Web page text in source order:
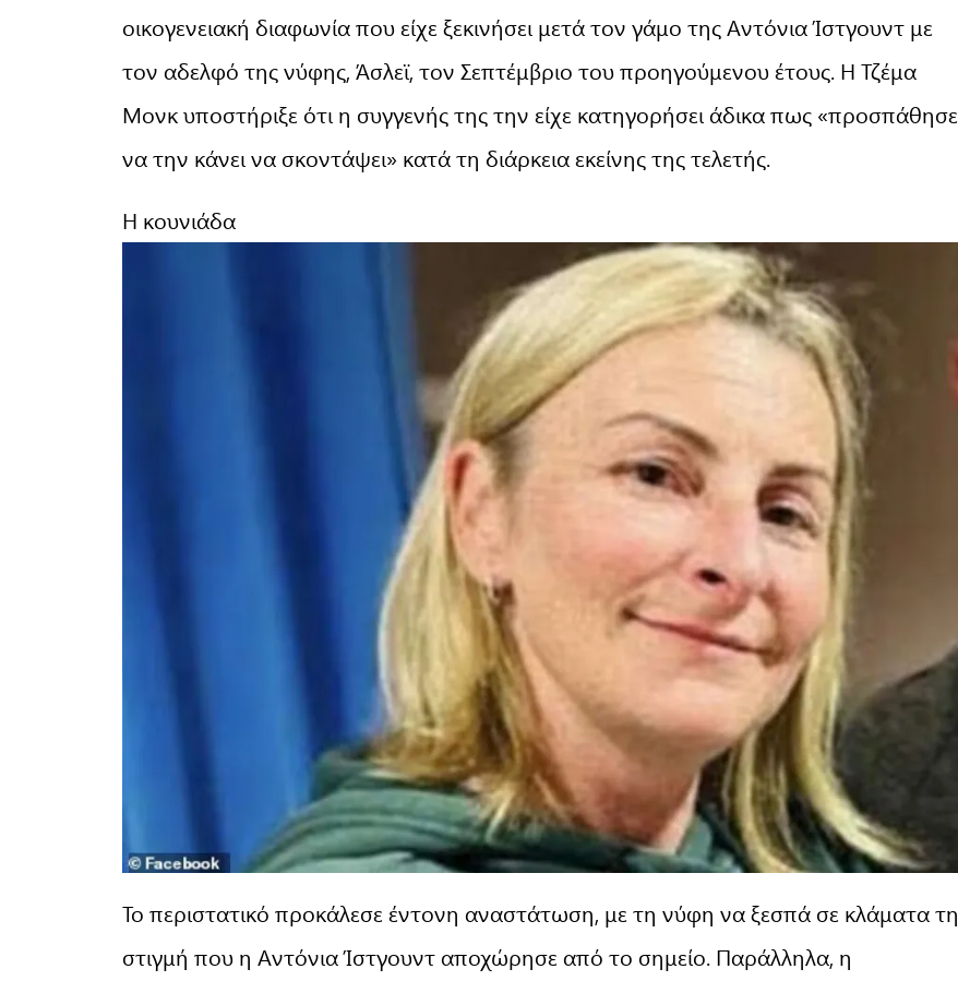
οικογενειακή διαφωνία που είχε ξεκινήσει μετά τον γάμο της Αντόνια Ίστγουντ με
τον αδελφό της νύφης, Άσλεϊ, τον Σεπτέμβριο του προηγούμενου έτους. Η Τζέμα
Μονκ υποστήριξε ότι η συγγενής της την είχε κατηγορήσει άδικα πως «προσπάθησε
να την κάνει να σκοντάψει» κατά τη διάρκεια εκείνης της τελετής.
Η κουνιάδα
Το περιστατικό προκάλεσε έντονη αναστάτωση, με τη νύφη να ξεσπά σε κλάματα τη
στιγμή που η Αντόνια Ίστγουντ αποχώρησε από το σημείο. Παράλληλα, η